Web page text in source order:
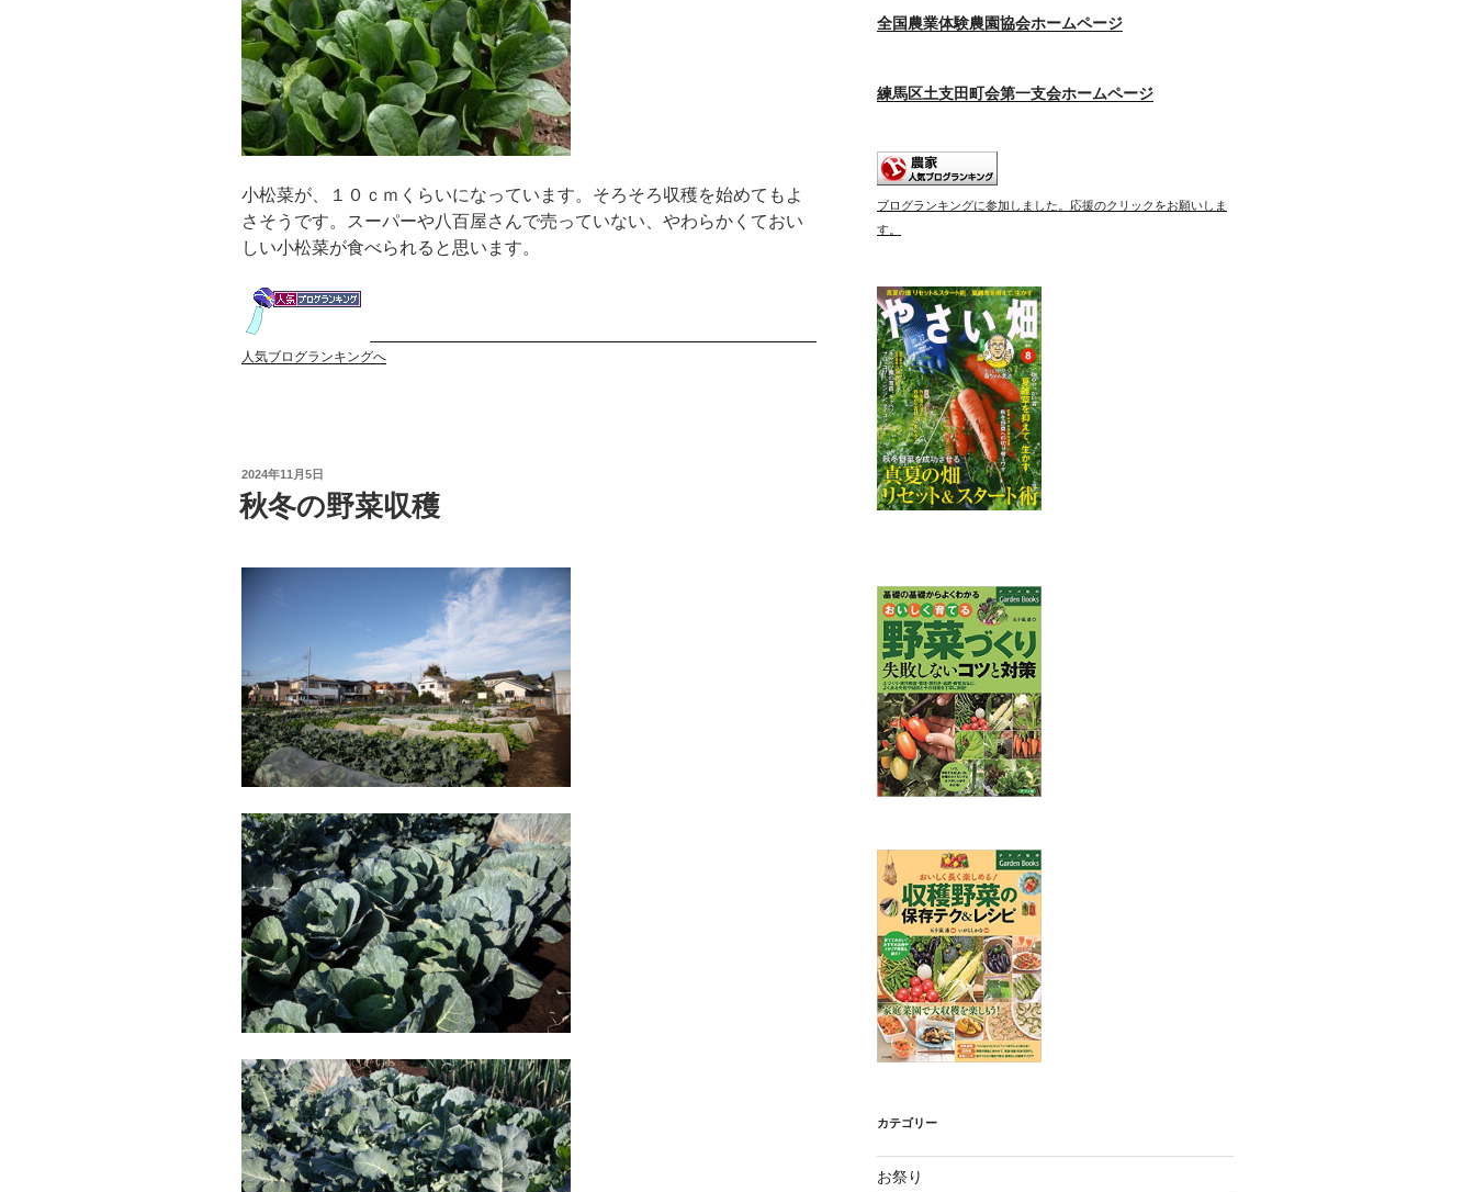
小松菜が、１０ｃｍくらいになっています。そろそろ収穫を始めてもよ
さそうです。スーパーや八百屋さんで売っていない、やわらかくておい
しい小松菜が食べられると思います。
人気ブログランキングへ
投
稿
日:
2024年11月5日
秋冬の野菜収穫
全国農業体験農園協会ホームページ
練馬区土支田町会第一支会ホームページ
ブログランキングに参加しました。応援のクリックをお願いしま
す。
カテゴリー
お祭り